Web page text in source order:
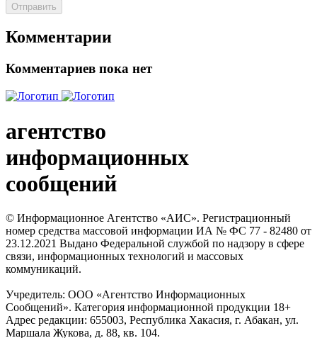
Отправить
Комментарии
Комментариев пока нет
агентство
информационных
сообщений
© Информационное Агентство «АИС». Регистрационный
номер средства массовой информации ИА № ФС 77 - 82480 от
23.12.2021 Выдано Федеральной службой по надзору в сфере
связи, информационных технологий и массовых
коммуникаций.
Учредитель: ООО «Агентство Информационных
Сообщений». Категория информационной продукции 18+
Адрес редакции: 655003, Республика Хакасия, г. Абакан, ул.
Маршала Жукова, д. 88, кв. 104.